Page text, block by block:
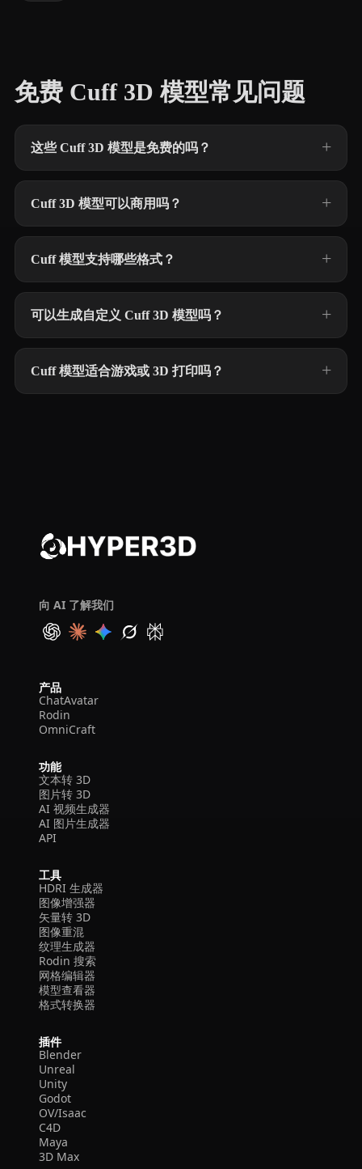
免费 Cuff 3D 模型常见问题
这些 Cuff 3D 模型是免费的吗？
Cuff 3D 模型可以商用吗？
Cuff 模型支持哪些格式？
可以生成自定义 Cuff 3D 模型吗？
Cuff 模型适合游戏或 3D 打印吗？
向 AI 了解我们
产品
ChatAvatar
Rodin
OmniCraft
功能
文本转 3D
图片转 3D
AI 视频生成器
AI 图片生成器
API
工具
HDRI 生成器
图像增强器
矢量转 3D
图像重混
纹理生成器
Rodin 搜索
网格编辑器
模型查看器
格式转换器
插件
Blender
Unreal
Unity
Godot
OV/Isaac
C4D
Maya
3D Max